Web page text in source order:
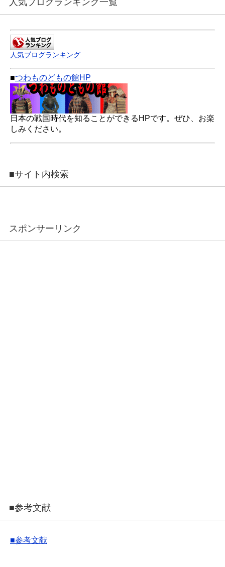
人気ブログランキング一覧
人気ブログランキング
■つわものどもの館HP
日本の戦国時代を知ることができるHPです。ぜひ、お楽
しみください。
■サイト内検索
スポンサーリンク
■参考文献
■参考文献